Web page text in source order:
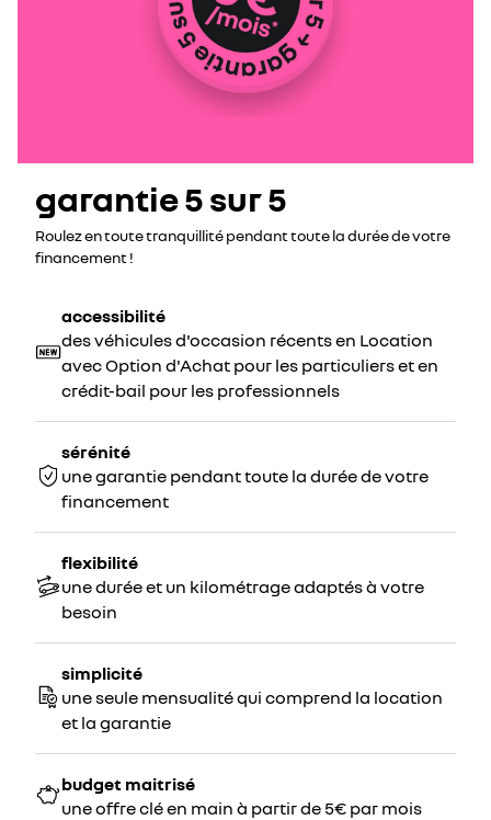
garantie 5 sur 5
Roulez en toute tranquillité pendant toute la durée de votre
financement !
accessibilité
des véhicules d'occasion récents en Location
avec Option d'Achat pour les particuliers et en
crédit-bail pour les professionnels
sérénité
une garantie pendant toute la durée de votre
financement
flexibilité
une durée et un kilométrage adaptés à votre
besoin
simplicité
une seule mensualité qui comprend la location
et la garantie
budget maitrisé
une offre clé en main à partir de 5€ par mois